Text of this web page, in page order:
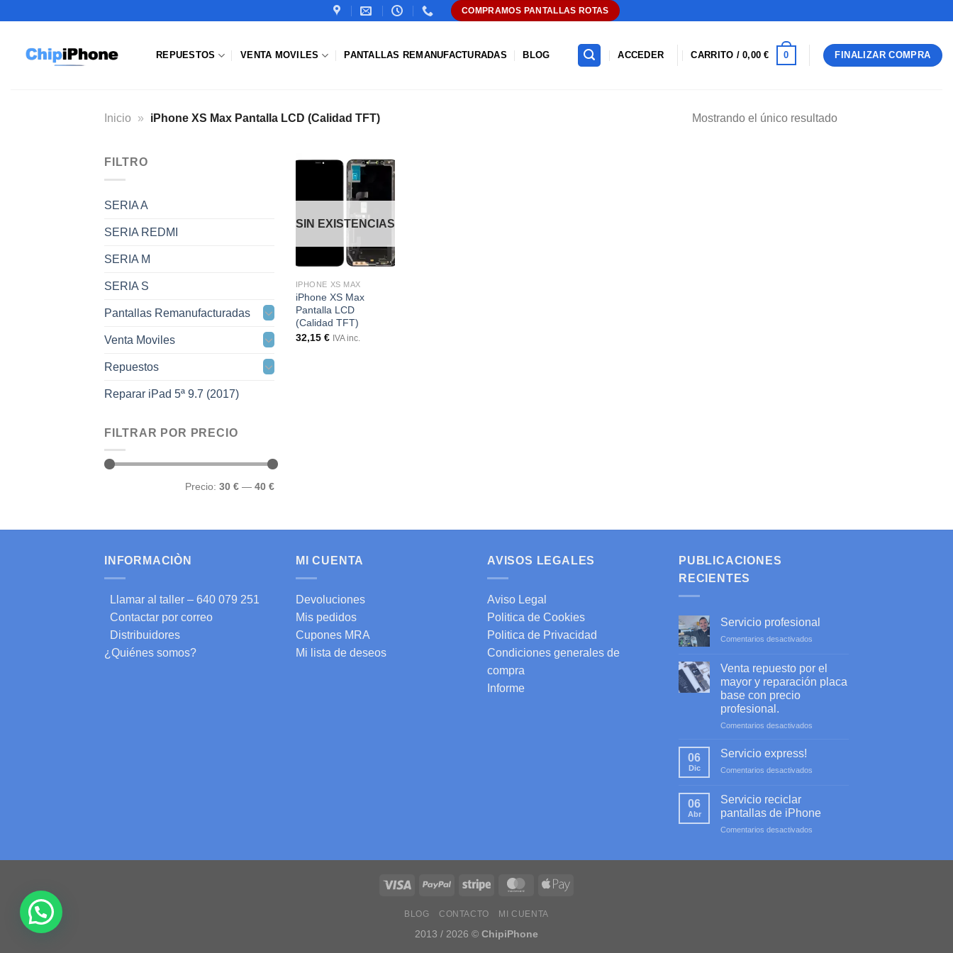
COMPRAMOS PANTALLAS ROTAS
REPUESTOS VENTA MOVILES PANTALLAS REMANUFACTURADAS BLOG ACCEDER CARRITO /0,00€ 0 FINALIZAR COMPRA
Inicio » iPhone XS Max Pantalla LCD (Calidad TFT) Mostrando el único resultado
FILTRO
SERIA A
SERIA REDMI
SERIA M
SERIA S
Pantallas Remanufacturadas
Venta Moviles
Repuestos
Reparar iPad 5ª 9.7 (2017)
FILTRAR POR PRECIO
Precio: 30 € — 40 €
Añadir
a la
lista de
deseos
SIN EXISTENCIAS
IPHONE XS MAX
iPhone XS Max
Pantalla LCD
(Calidad TFT)
32,15 € IVA inc.
INFORMACIÒN
Llamar al taller – 640 079 251
Contactar por correo
Distribuidores
¿Quiénes somos?
MI CUENTA
Devoluciones
Mis pedidos
Cupones MRA
Mi lista de deseos
AVISOS LEGALES
Aviso Legal
Politica de Cookies
Politica de Privacidad
Condiciones generales de
compra
Informe
PUBLICACIONES
RECIENTES
Servicio profesional
Comentarios desactivados
profesional
Venta repuesto por el
mayor y reparación placa
base con precio
profesional.
Comentarios desactivados
reparación
06
Dic
Servicio express!
Comentarios desactivados
06
Abr
Servicio reciclar
pantallas de iPhone
Comentarios desactivados
BLOG CONTACTO MI CUENTA
2013 / 2026 © ChipiPhone